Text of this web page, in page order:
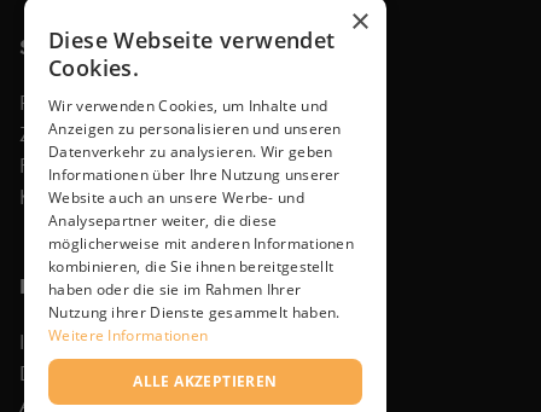
Shop
Produkte
Zubehör
Faq
Kontakt
Rechtliches
Impressum
Datenschutzerklärung
Allgemeine Geschäftsbedingungen
×
Diese Webseite verwendet
Cookies.
Wir verwenden Cookies, um Inhalte und
Anzeigen zu personalisieren und unseren
Datenverkehr zu analysieren. Wir geben
Informationen über Ihre Nutzung unserer
Website auch an unsere Werbe- und
Analysepartner weiter, die diese
möglicherweise mit anderen Informationen
kombinieren, die Sie ihnen bereitgestellt
haben oder die sie im Rahmen Ihrer
Nutzung ihrer Dienste gesammelt haben.
Weitere Informationen
ALLE AKZEPTIEREN